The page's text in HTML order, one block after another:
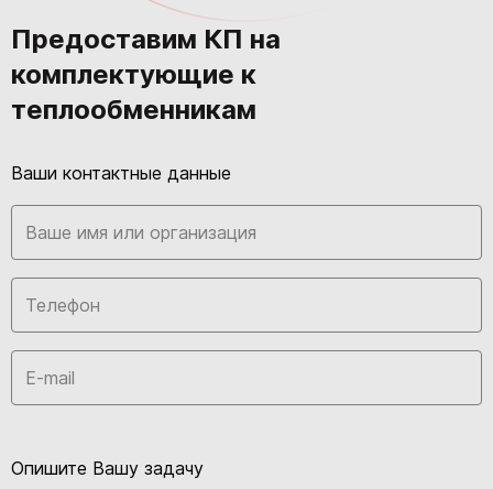
Предоставим КП на
комплектующие к
теплообменникам
Ваши контактные данные
Опишите Вашу задачу